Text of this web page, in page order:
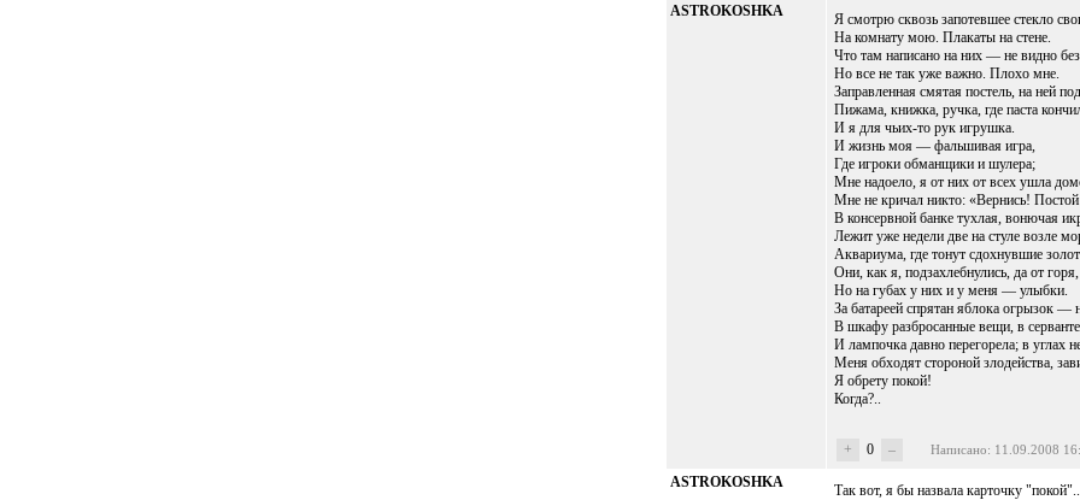
ASTROKOSHKA
Я смотрю сквозь запотевшее стекло
На комнату мою. Плакаты на стене.
Что там написано на них — не видно
Но все не так уже важно. Плохо мне.
Заправленная смятая постель, на ней
Пижама, книжка, ручка, где паста
И я для чьих-то рук игрушка.
И жизнь моя — фальшивая игра,
Где игроки обманщики и шулера;
Мне надоело, я от них от всех ушла
Мне не кричал никто: «Вернись!
В консервной банке тухлая, вонючая
Лежит уже недели две на стуле возле
Аквариума, где тонут сдохнувшие
Они, как я, подзахлебнулись, да от горя,
Но на губах у них и у меня — улыбки.
За батареей спрятан яблока огрызок —
В шкафу разбросанные вещи, в
И лампочка давно перегорела; в углах
Меня обходят стороной злодейства,
Я обрету покой!
Когда?..
+ 0 – Написано: 11.09.2008
ASTROKOSHKA Так вот, я бы назвала карточку